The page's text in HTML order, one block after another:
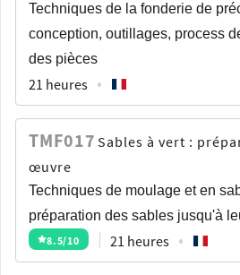
Techniques de la fonderie de
conception, outillages, process
des pièces
21 heures
TMF017 Sables à vert :
œuvre
Techniques de moulage et en
préparation des sables jusqu'à
8.5/10 21 heures